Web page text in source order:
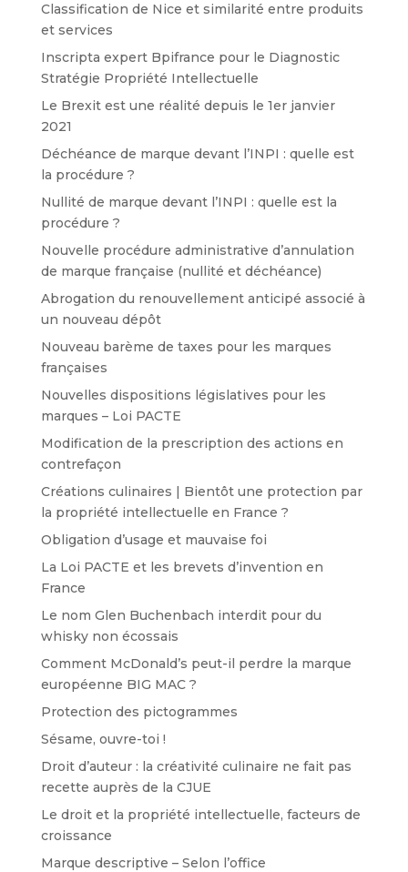
Classification de Nice et similarité entre produits
et services
Inscripta expert Bpifrance pour le Diagnostic
Stratégie Propriété Intellectuelle
Le Brexit est une réalité depuis le 1er janvier
2021
Déchéance de marque devant l’INPI : quelle est
la procédure ?
Nullité de marque devant l’INPI : quelle est la
procédure ?
Nouvelle procédure administrative d’annulation
de marque française (nullité et déchéance)
Abrogation du renouvellement anticipé associé à
un nouveau dépôt
Nouveau barème de taxes pour les marques
françaises
Nouvelles dispositions législatives pour les
marques – Loi PACTE
Modification de la prescription des actions en
contrefaçon
Créations culinaires | Bientôt une protection par
la propriété intellectuelle en France ?
Obligation d’usage et mauvaise foi
La Loi PACTE et les brevets d’invention en
France
Le nom Glen Buchenbach interdit pour du
whisky non écossais
Comment McDonald’s peut-il perdre la marque
européenne BIG MAC ?
Protection des pictogrammes
Sésame, ouvre-toi !
Droit d’auteur : la créativité culinaire ne fait pas
recette auprès de la CJUE
Le droit et la propriété intellectuelle, facteurs de
croissance
Marque descriptive – Selon l’office